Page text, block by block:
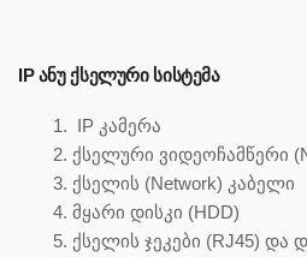
IP ᲐᲜᲣ ᲥᲡᲔᲚᲣᲠᲘ ᲡᲘᲡᲢᲔᲛᲐ
IP კამერა
ქსელური ვიდეოჩამწერი
ქსელის (Network) კაბელი
მყარი დისკი (HDD)
ქსელის ჯეკები (RJ45) და